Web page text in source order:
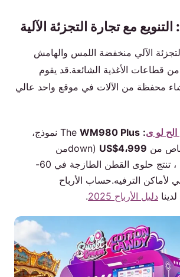
التنويع مع تجارة التجزئة الآلية
الآلي منخفضة اللمس والهامش
من قطاعات الأغذية الشائعة.قد يقوم
محفظة من الآلات في موقع واحد عالي
لو ى:
WM980 Plus
نموذج،
من US$4،999
(downمن
US$6,700) ، تنتج حلوى القطن الطازجة في 60-
لأماكن الترفيه.حساب الأرباح
دليل الأرباح 2025 .